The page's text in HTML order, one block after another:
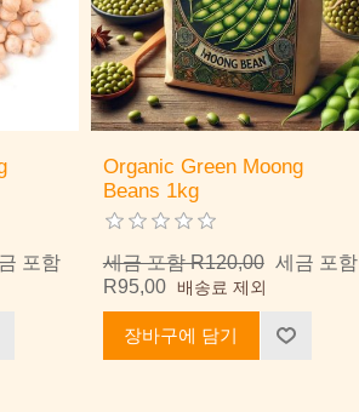
포함
Organic Green Moong
Beans 1kg
세금 포함 R120,00 세금 포함
R95,00 배송료 제외
장바구에 담기